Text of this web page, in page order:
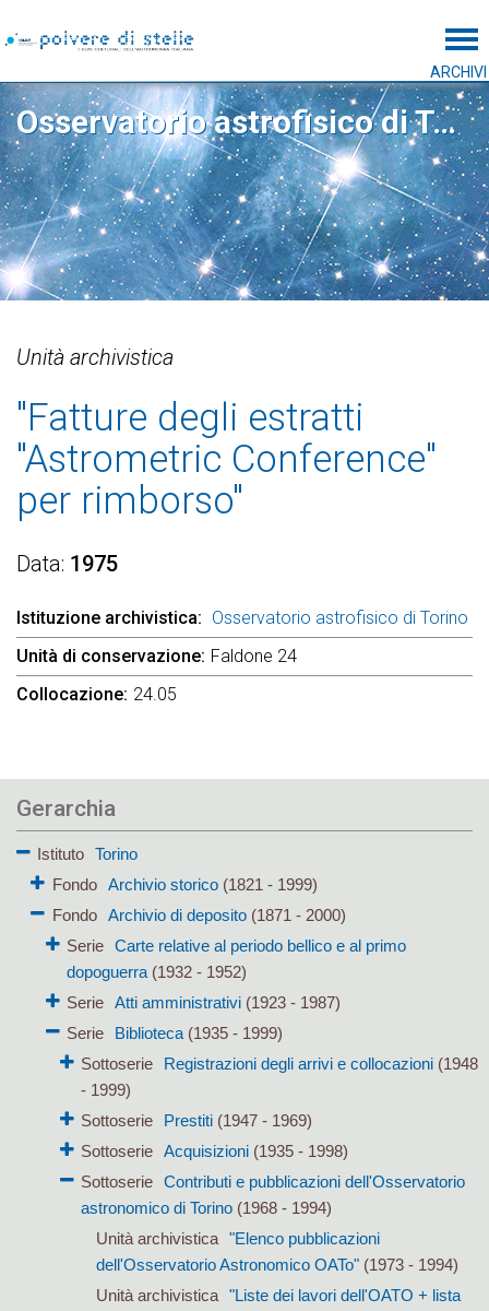
ARCHIVI
Osservatorio astrofisico di Torino
Unità archivistica
"Fatture degli estratti
"Astrometric Conference"
per rimborso"
Data 1975
Istituzione archivistica
Osservatorio astrofisico di Torino
Unità di conservazione Faldone 24
Collocazione 24.05
Gerarchia
Istituto
Torino
Fondo
Archivio storico(1821 - 1999)
Fondo
Archivio di deposito(1871 - 2000)
Serie Carte relative al periodo bellico e al primo
dopoguerra(1932 - 1952)
Serie Atti amministrativi(1923 - 1987)
Serie
Biblioteca(1935 - 1999)
Sottoserie
Registrazioni degli arrivi e collocazioni (1948
- 1999)
Sottoserie
Prestiti (1947 - 1969)
Sottoserie
Acquisizioni (1935 - 1998)
Sottoserie
Contributi e pubblicazioni dell'Osservatorio
astronomico di Torino (1968 - 1994)
Unità archivistica
"Elenco pubblicazioni
dell'Osservatorio Astronomico OATo"(1973 - 1994)
Unità archivistica
"Liste dei lavori dell'OATO + lista